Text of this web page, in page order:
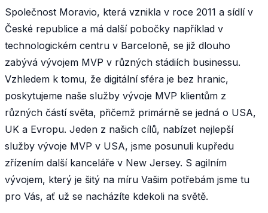
Společnost Moravio, která vznikla v roce 2011 a sídlí v
České republice a má další pobočky například v
technologickém centru v Barceloně, se již dlouho
zabývá vývojem MVP v různých stádiích businessu.
Vzhledem k tomu, že digitální sféra je bez hranic,
poskytujeme naše služby vývoje MVP klientům z
různých částí světa, přičemž primárně se jedná o USA,
UK a Evropu. Jeden z našich cílů, nabízet nejlepší
služby vývoje MVP v USA, jsme posunuli kupředu
zřízením další kanceláře v New Jersey. S agilním
vývojem, který je šitý na míru Vašim potřebám jsme tu
pro Vás, ať už se nacházíte kdekoli na světě.